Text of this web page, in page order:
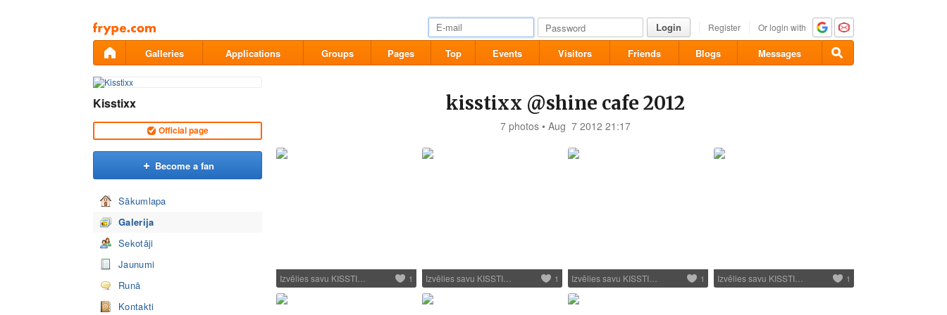
Pāriet
uz
saturu
Login Register Or login with
Galleries Applications Groups Pages Top Events Visitors Friends Blogs Messages
Kisstixx
Official page
Become a fan
Sākumlapa
Galerija
Sekotāji
Jaunumi
Runā
Kontakti
kisstixx @shine cafe 2012
7 photos • Aug 7 2012 21:17
Izvēlies savu KISSTI… 1 Izvēlies savu KISSTI… 1 Izvēlies savu KISSTI… 1 Izvēlies savu KISSTI… 1